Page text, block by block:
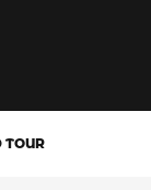
TOUR